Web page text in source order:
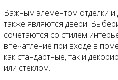
Важным элементом отделки
также являются двери.
сочетаются со стилем
впечатление при входе в
как стандартные, так и
или стеклом.